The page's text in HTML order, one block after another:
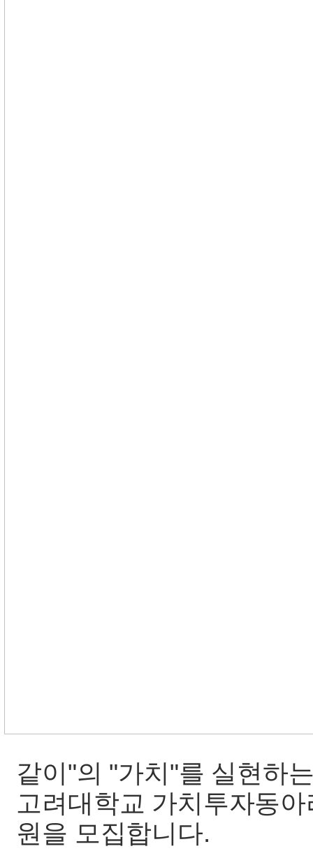
같이"의 "가치"를 실현하
고려대학교 가치투자동
원을 모집합니다.